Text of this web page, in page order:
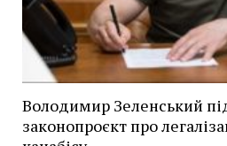
Володимир Зеленський
законопроєкт про